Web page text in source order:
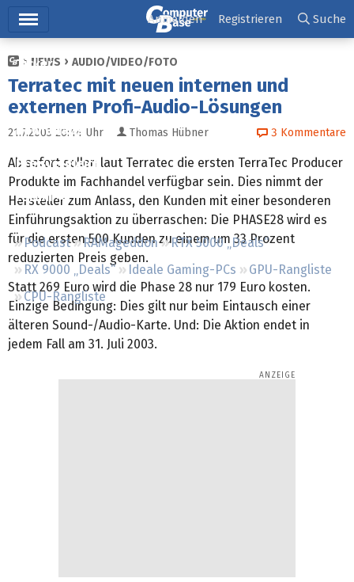
Ticker
Tests
Downloads
Preisvergleich
Forum
Podcast RAMageddon
RTX 5000 „Deals“
RX 9000 „Deals“
Ideale Gaming-PCs
GPU-Rangliste
CPU-Rangliste
Anmelden Registrieren Suche
NEWS AUDIO/VIDEO/FOTO
Terratec mit neuen internen und
externen Profi-Audio-Lösungen
21.7.2003 20:44 Uhr Thomas Hübner 3 Kommentare
Ab sofort sollen laut Terratec die ersten TerraTec Producer
Produkte im Fachhandel verfügbar sein. Dies nimmt der
Hersteller zum Anlass, den Kunden mit einer besonderen
Einführungsaktion zu überraschen: Die PHASE28 wird es
für die ersten 500 Kunden zu einem um 33 Prozent
reduzierten Preis geben.
Statt 269 Euro wird die Phase 28 nur 179 Euro kosten.
Einzige Bedingung: Dies gilt nur beim Eintausch einer
älteren Sound-/Audio-Karte. Und: Die Aktion endet in
jedem Fall am 31. Juli 2003.